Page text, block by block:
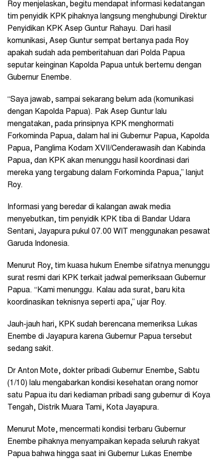
Roy menjelaskan, begitu mendapat informasi kedatangan
tim penyidik KPK pihaknya langsung menghubungi Direktur
Penyidikan KPK Asep Guntur Rahayu. Dari hasil
komunikasi, Asep Guntur sempat bertanya pada Roy
apakah sudah ada pemberitahuan dari Polda Papua
seputar keinginan Kapolda Papua untuk bertemu dengan
Gubernur Enembe.
“Saya jawab, sampai sekarang belum ada (komunikasi
dengan Kapolda Papua). Pak Asep Guntur lalu
mengatakan, pada prinsipnya KPK menghormati
Forkominda Papua, dalam hal ini Gubernur Papua, Kapolda
Papua, Panglima Kodam XVII/Cenderawasih dan Kabinda
Papua, dan KPK akan menunggu hasil koordinasi dari
mereka yang tergabung dalam Forkominda Papua,” lanjut
Roy.
Informasi yang beredar di kalangan awak media
menyebutkan, tim penyidik KPK tiba di Bandar Udara
Sentani, Jayapura pukul 07.00 WIT menggunakan pesawat
Garuda Indonesia.
Menurut Roy, tim kuasa hukum Enembe sifatnya menunggu
surat resmi dari KPK terkait jadwal pemeriksaan Gubernur
Papua. “Kami menunggu. Kalau ada surat, baru kita
koordinasikan teknisnya seperti apa,” ujar Roy.
Jauh-jauh hari, KPK sudah berencana memeriksa Lukas
Enembe di Jayapura karena Gubernur Papua tersebut
sedang sakit.
Dr Anton Mote, dokter pribadi Gubernur Enembe, Sabtu
(1/10) lalu mengabarkan kondisi kesehatan orang nomor
satu Papua itu dari kediaman pribadi sang gubernur di Koya
Tengah, Distrik Muara Tami, Kota Jayapura.
Menurut Mote, mencermati kondisi terbaru Gubernur
Enembe pihaknya menyampaikan kepada seluruh rakyat
Papua bahwa hingga saat ini Gubernur Lukas Enembe